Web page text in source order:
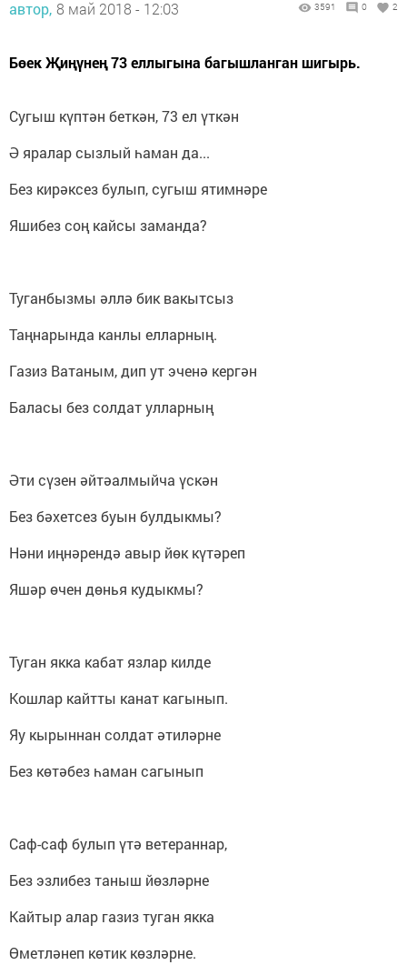
автор, 8 май 2018 - 12:03 3591 0 2
Бөек Җиңүнең 73 еллыгына багышланган шигырь.
Сугыш күптән беткән, 73 ел үткән
Ә яралар сызлый һаман да...
Без кирәксез булып, сугыш ятимнәре
Яшибез соң кайсы заманда?
Туганбызмы әллә бик вакытсыз
Таңнарында канлы елларның.
Газиз Ватаным, дип ут эченә кергән
Баласы без солдат улларның
Әти сүзен әйтәалмыйча үскән
Без бәхетсез буын булдыкмы?
Нәни иңнәрендә авыр йөк күтәреп
Яшәр өчен дөнья кудыкмы?
Туган якка кабат язлар килде
Кошлар кайтты канат кагынып.
Яу кырыннан солдат әтиләрне
Без көтәбез һаман сагынып
Саф-саф булып үтә ветераннар,
Без эзлибез таныш йөзләрне
Кайтыр алар газиз туган якка
Өметләнеп көтик көзләрне.